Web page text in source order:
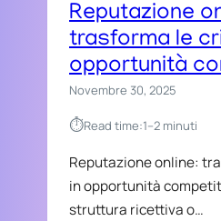
Reputazione
trasforma le
opportunità
Novembre 30, 2025
⏱︎Read time:1–2 minuti
Reputazione online:
in opportunità
struttura ricettiva o…